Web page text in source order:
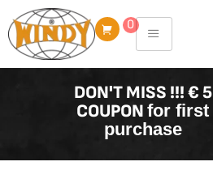
to
content
0
DON'T MISS !!! € 5
COUPONfor first
purchase